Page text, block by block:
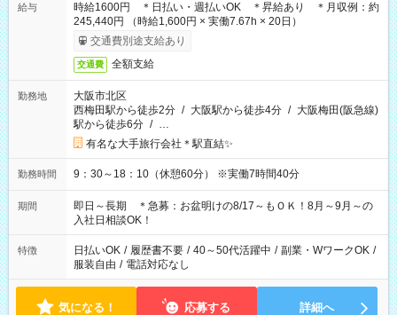
給与
時給1600円 ＊日払い・週払いOK ＊昇給あり ＊月収例：約
245,440円 （時給1,600円 × 実働7.67h × 20日）
交通費別途支給あり
交通費 全額支給
勤務地
大阪市北区
西梅田駅から徒歩2分 / 大阪駅から徒歩4分 / 大阪梅田(阪急線)
駅から徒歩6分 / …
有名な大手旅行会社＊駅直結✨
勤務時間 9：30～18：10（休憩60分） ※実働7時間40分
期間
即日～長期 ＊急募：お盆明けの8/17～もＯＫ！8月～9月～の
入社日相談OK！
特徴 日払いOK / 履歴書不要 / 40～50代活躍中 / 副業・WワークOK /
服装自由 / 電話対応なし
気になる！ 応募する 詳細へ